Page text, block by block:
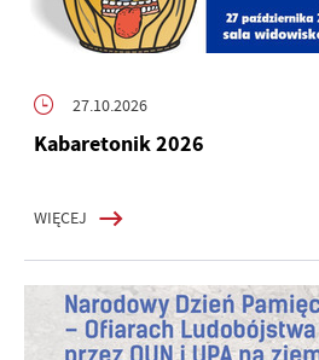
27.10.2026
Kabaretonik 2026
WIĘCEJ